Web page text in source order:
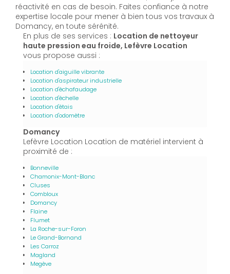
réactivité en cas de besoin. Faites confiance à notre
expertise locale pour mener à bien tous vos travaux à
Domancy, en toute sérénité.
En plus de ses services : Location de nettoyeur
haute pression eau froide, Lefèvre Location
vous propose aussi :
Location d'aiguille vibrante
Location d'aspirateur industrielle
Location d'échafaudage
Location d'échelle
Location d'étais
Location d'odomètre
Domancy
Lefèvre Location Location de matériel intervient à
proximité de :
Bonneville
Chamonix-Mont-Blanc
Cluses
Combloux
Domancy
Flaine
Flumet
La Roche-sur-Foron
Le Grand-Bornand
Les Carroz
Magland
Megève